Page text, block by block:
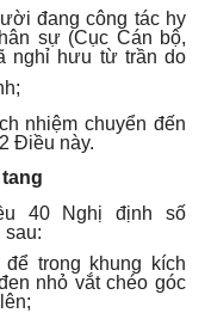
đang công tác hy
sự (Cục Cán bộ,
nghỉ hưu từ trần do
nhiệm chuyển đến
Điều này.
40 Nghị định số
sau:
trong khung kích
nhỏ vắt chéo góc